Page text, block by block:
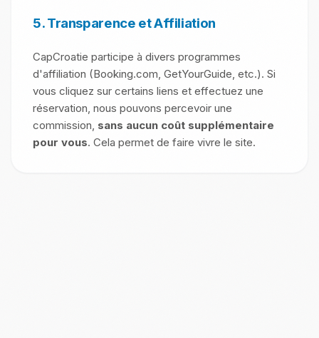
5. Transparence et Affiliation
CapCroatie participe à divers programmes
d'affiliation (Booking.com, GetYourGuide, etc.). Si
vous cliquez sur certains liens et effectuez une
réservation, nous pouvons percevoir une
commission, sans aucun coût supplémentaire
pour vous. Cela permet de faire vivre le site.